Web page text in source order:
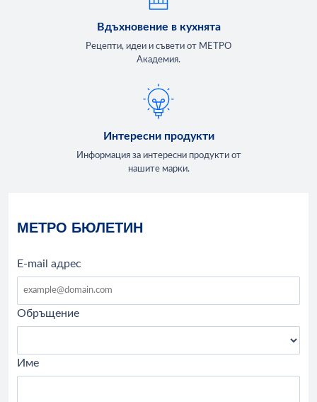
Вдъхновение в кухнята
Рецепти, идеи и съвети от МЕТРО
Академия.
Интересни продукти
Информация за интересни продукти от
нашите марки.
МЕТРО БЮЛЕТИН
E-mail адрес
Обръщение
Име